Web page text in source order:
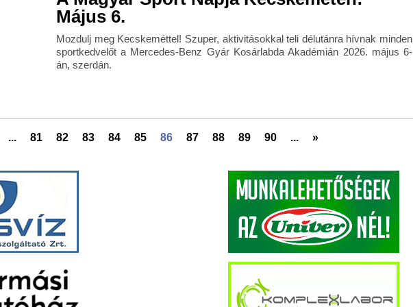
Május 6.
Mozdulj meg Kecskeméttel! Szuper, aktivitásokkal teli délutánra hívnak minden
sportkedvelőt a Mercedes-Benz Gyár Kosárlabda Akadémián 2026. május 6-
án, szerdán.
... 81 82 83 84 85 86 87 88 89 90 ... »